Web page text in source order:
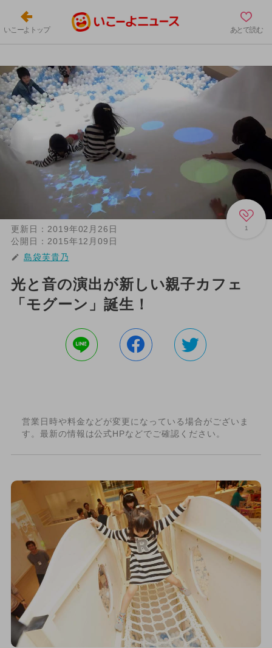
いこーよトップ あとで読む
1
更新日： 2019年02月26日
公開日： 2015年12月09日
島袋芙貴乃
光と音の演出が新しい親子カフェ
「モグーン」誕生！
営業日時や料金などが変更になっている場合がございま
す。最新の情報は公式HPなどでご確認ください。